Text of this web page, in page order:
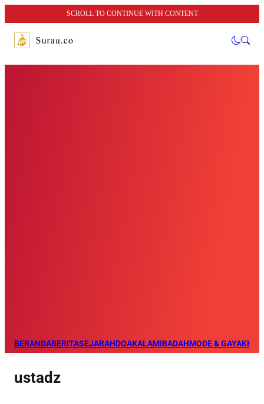
SCROLL TO CONTINUE WITH CONTENT
BERANDABERITASEJARAHDOAKALAMIBADAHMODE & GAYA
ustadz